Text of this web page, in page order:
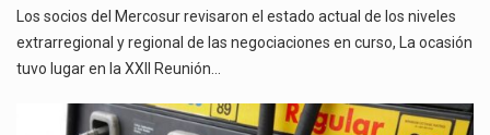
Los socios del Mercosur revisaron el estado actual de los niveles
extrarregional y regional de las negociaciones en curso, La ocasión
tuvo lugar en la XXII Reunión…